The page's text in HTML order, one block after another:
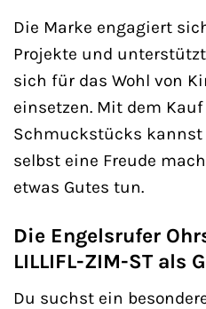
Die Marke engagiert
Projekte und
sich für das Wohl von
einsetzen. Mit dem
Schmuckstücks
selbst eine Freude
etwas Gutes tun.
Die Engelsrufer
LILLIFL-ZIM-ST als
Du suchst ein